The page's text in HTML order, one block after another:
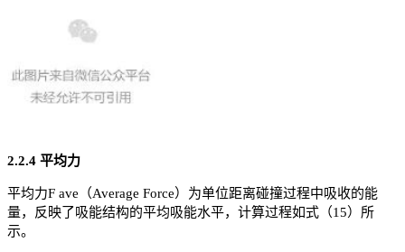
2.2.4 平均力
平均力F ave（Average Force）为单位距离碰撞过程中吸收的能
量，反映了吸能结构的平均吸能水平，计算过程如式（15）所
示。